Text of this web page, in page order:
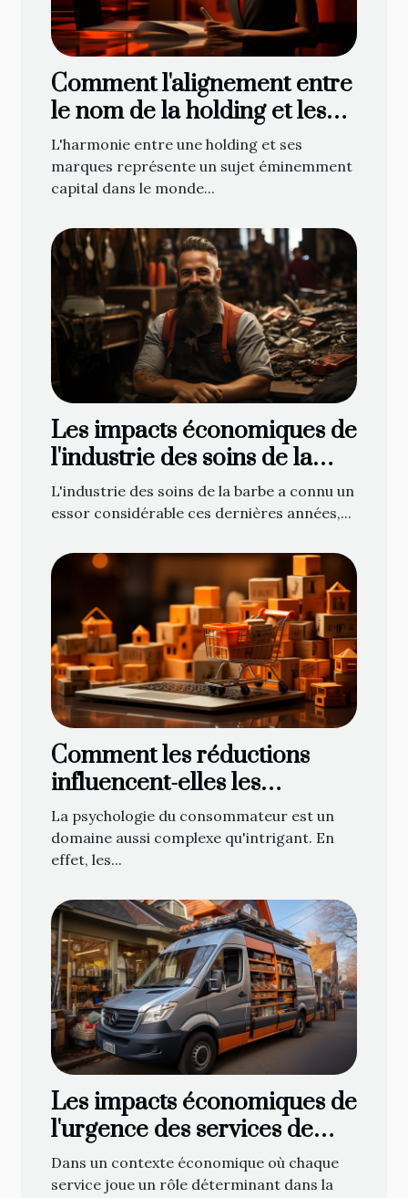
Comment l'alignement entre
le nom de la holding et les
marques associées impacte
l'image de l'entreprise
L'harmonie entre une holding et ses
marques représente un sujet éminemment
capital dans le monde...
Les impacts économiques de
l'industrie des soins de la
barbe sur l'économie locale
L'industrie des soins de la barbe a connu un
essor considérable ces dernières années,...
Comment les réductions
influencent-elles les
comportements d'achat des
consommateurs en ligne ?
La psychologie du consommateur est un
domaine aussi complexe qu'intrigant. En
effet, les...
Les impacts économiques de
l'urgence des services de
plomberie sur les petites
entreprises locales
Dans un contexte économique où chaque
service joue un rôle déterminant dans la